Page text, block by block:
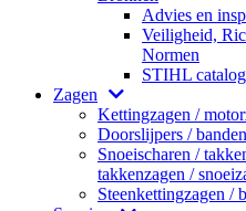
Advies en
Veiligheid,
Normen
STIHL
Zagen
Kettingzagen /
Doorslijpers /
Snoeischaren /
takkenzagen /
Steenkettingzagen /